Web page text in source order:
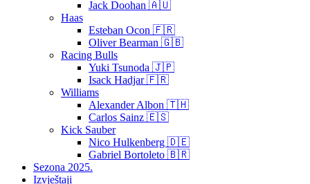
Jack Doohan 🇦🇺
Haas
Esteban Ocon 🇫🇷
Oliver Bearman 🇬🇧
Racing Bulls
Yuki Tsunoda 🇯🇵
Isack Hadjar 🇫🇷
Williams
Alexander Albon 🇹🇭
Carlos Sainz 🇪🇸
Kick Sauber
Nico Hulkenberg 🇩🇪
Gabriel Bortoleto 🇧🇷
Sezona 2025.
Izvještaji